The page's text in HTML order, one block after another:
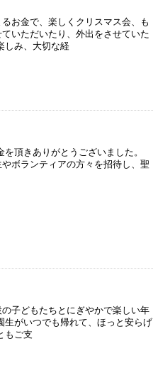
お金で、楽しくクリスマス会、も
いただいたり、外出をさせていた
み、大切な経
頂きありがとうございました。
ボランティアの方々を招待し、聖
子どもたちとにぎやかで楽しい年
がいつでも帰れて、ほっと安らげ
もご支